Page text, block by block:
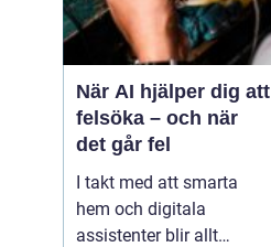
När AI hjälper dig att
felsöka – och när
det går fel
I takt med att smarta
hem och digitala
assistenter blir allt